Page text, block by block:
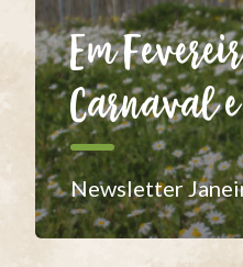
Em
Carnaval
Newsletter